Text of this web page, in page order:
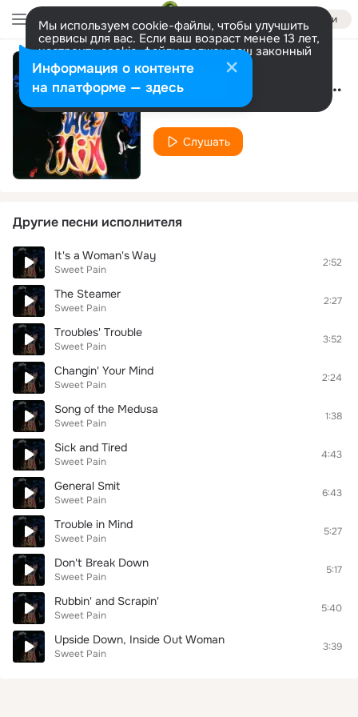
Войти
Мы используем cookie-файлы, чтобы улучшить
сервисы для вас. Если ваш возраст менее 13 лет,
настроить cookie-файлы должен ваш законный
представитель. Больше информации
Разрешить все Настроить The Rooster Crows at Midnight
Sweet Pain
Слушать
Другие песни исполнителя
It's a Woman's Way
Sweet Pain
2:52
The Steamer
Sweet Pain
2:27
Troubles' Trouble
Sweet Pain
3:52
Changin' Your Mind
Sweet Pain
2:24
Song of the Medusa
Sweet Pain
1:38
Sick and Tired
Sweet Pain
4:43
General Smit
Sweet Pain
6:43
Trouble in Mind
Sweet Pain
5:27
Don't Break Down
Sweet Pain
5:17
Rubbin' and Scrapin'
Sweet Pain
5:40
Upside Down, Inside Out Woman
Sweet Pain
3:39
Информация о контенте
на платформе — здесь